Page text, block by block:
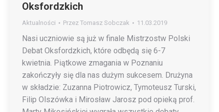
Oksfordzkich
Aktualności Przez Tomasz Sobczak 11.03.2019
Nasi uczniowie są już w finale Mistrzostw Polski
Debat Oksfordzkich, które odbędą się 6-7
kwietnia. Piątkowe zmagania w Poznaniu
zakończyły się dla nas dużym sukcesem. Drużyna
w składzie: Zuzanna Piotrowicz, Tymoteusz Turski,
Filip Olszówka i Mirosław Jarosz pod opieką prof.